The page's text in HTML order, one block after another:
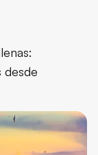
desde